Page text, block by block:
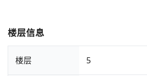
楼层信息
楼层 5